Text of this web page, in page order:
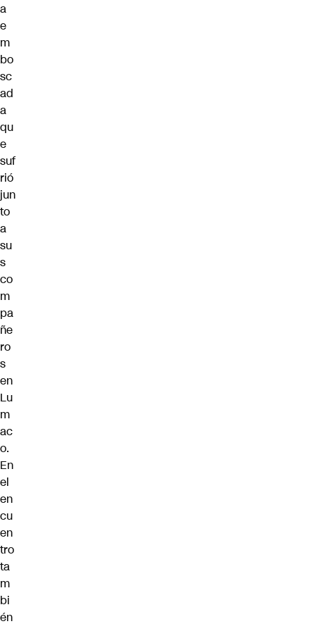
a
e
m
bo
sc
ad
a
qu
e
suf
rió
jun
to
a
su
s
co
m
pa
ñe
ro
s
en
Lu
m
ac
o.
En
el
en
cu
en
tro
ta
m
bi
én